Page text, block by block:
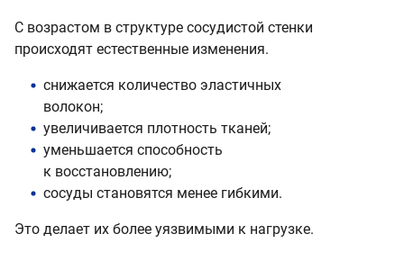
С возрастом в структуре сосудистой стенки
происходят естественные изменения.
снижается количество эластичных
волокон;
увеличивается плотность тканей;
уменьшается способность
к восстановлению;
сосуды становятся менее гибкими.
Это делает их более уязвимыми к нагрузке.